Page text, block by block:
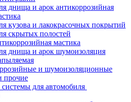
днища и арок антикоррозийная
кузова и лакокрасочных покрытий
скрытых полостей
мастика
днища и арок шумоизоляция
и шумоизоляционные
прочие
для автомобиля